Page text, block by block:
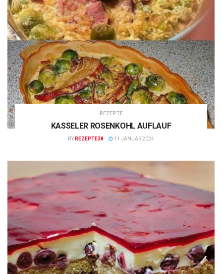
REZEPTE
KASSELER ROSENKOHL AUFLAUF
BY REZEPTE38 11 JANUAR 2024